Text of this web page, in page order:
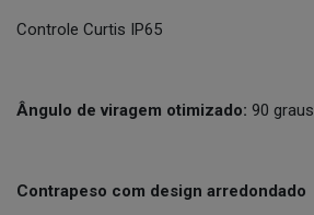
Controle Curtis IP65
Ângulo de viragem otimizado: 90 graus
Contrapeso com design arredondado